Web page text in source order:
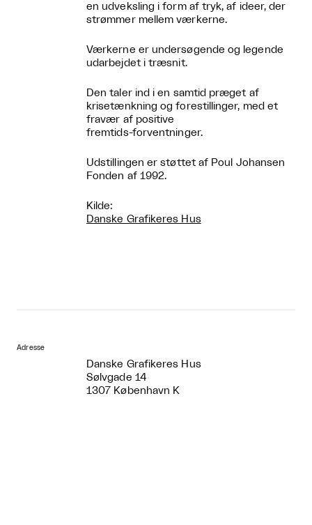
en udveksling i form af tryk, af ideer, der
strømmer mellem værkerne.
Værkerne er undersøgende og legende
udarbejdet i træsnit.
Den taler ind i en samtid præget af
krisetænkning og forestillinger, med et
fravær af positive
fremtids-forventninger.
Udstillingen er støttet af Poul Johansen
Fonden af 1992.
Kilde:
Danske Grafikeres Hus
Adresse
Danske Grafikeres Hus
Sølvgade 14
1307 København K